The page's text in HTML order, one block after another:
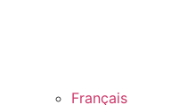
Français